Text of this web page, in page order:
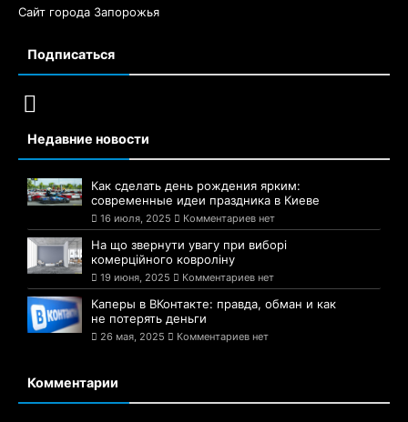
Сайт города Запорожья
Подписаться
Недавние новости
Как сделать день рождения ярким:
современные идеи праздника в Киеве
16 июля, 2025 Комментариев нет
На що звернути увагу при виборі
комерційного ковроліну
19 июня, 2025 Комментариев нет
Каперы в ВКонтакте: правда, обман и как
не потерять деньги
26 мая, 2025 Комментариев нет
Комментарии